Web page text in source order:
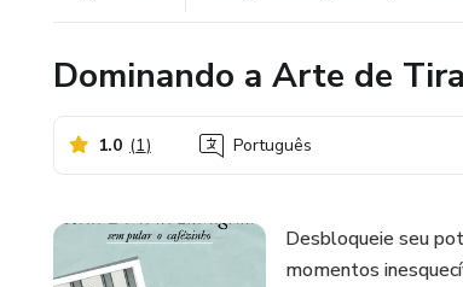
Dominando a Arte de
1.0 (1) Português
Desbloqueie seu
momentos